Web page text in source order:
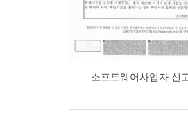
소프트웨어사업자 신